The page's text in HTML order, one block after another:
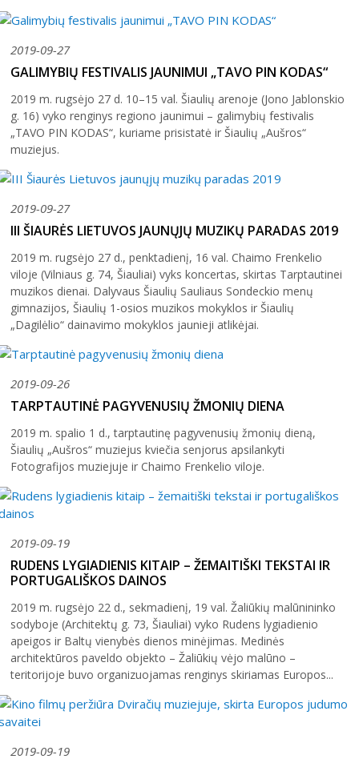
2026 (XXIII festivalis)
2025 (XXII festivalis)
2024 (XXI festivalis)
2021 (XVIII festivalis)
2019 (XVI festivalis)
2018 (XV festivalis)
2004–2017 m. festivalis
2019-09-27
GALIMYBIŲ FESTIVALIS JAUNIMUI „TAVO PIN KODAS“
2019 m. rugsėjo 27 d. 10–15 val. Šiaulių arenoje (Jono Jablonskio
g. 16) vyko renginys regiono jaunimui – galimybių festivalis
„TAVO PIN KODAS“, kuriame prisistatė ir Šiaulių „Aušros“
muziejus.
2019-09-27
III ŠIAURĖS LIETUVOS JAUNŲJŲ MUZIKŲ PARADAS 2019
2019 m. rugsėjo 27 d., penktadienį, 16 val. Chaimo Frenkelio
viloje (Vilniaus g. 74, Šiauliai) vyks koncertas, skirtas Tarptautinei
muzikos dienai. Dalyvaus Šiaulių Sauliaus Sondeckio menų
gimnazijos, Šiaulių 1-osios muzikos mokyklos ir Šiaulių
„Dagilėlio“ dainavimo mokyklos jaunieji atlikėjai.
2019-09-26
TARPTAUTINĖ PAGYVENUSIŲ ŽMONIŲ DIENA
2019 m. spalio 1 d., tarptautinę pagyvenusių žmonių dieną,
Šiaulių „Aušros“ muziejus kviečia senjorus apsilankyti
Fotografijos muziejuje ir Chaimo Frenkelio viloje.
2019-09-19
RUDENS LYGIADIENIS KITAIP – ŽEMAITIŠKI TEKSTAI IR
PORTUGALIŠKOS DAINOS
2019 m. rugsėjo 22 d., sekmadienį, 19 val. Žaliūkių malūnininko
sodyboje (Architektų g. 73, Šiauliai) vyko Rudens lygiadienio
apeigos ir Baltų vienybės dienos minėjimas. Medinės
architektūros paveldo objekto – Žaliūkių vėjo malūno –
teritorijoje buvo organizuojamas renginys skiriamas Europos...
2019-09-19